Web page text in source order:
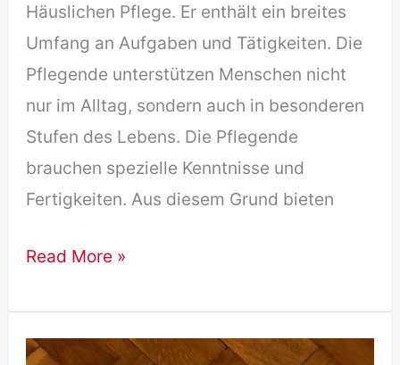
Häuslichen Pflege. Er enthält ein breites
Umfang an Aufgaben und Tätigkeiten. Die
Pflegende unterstützen Menschen nicht
nur im Alltag, sondern auch in besonderen
Stufen des Lebens. Die Pflegende
brauchen spezielle Kenntnisse und
Fertigkeiten. Aus diesem Grund bieten
[Free
Pflege
Heute
Read More »